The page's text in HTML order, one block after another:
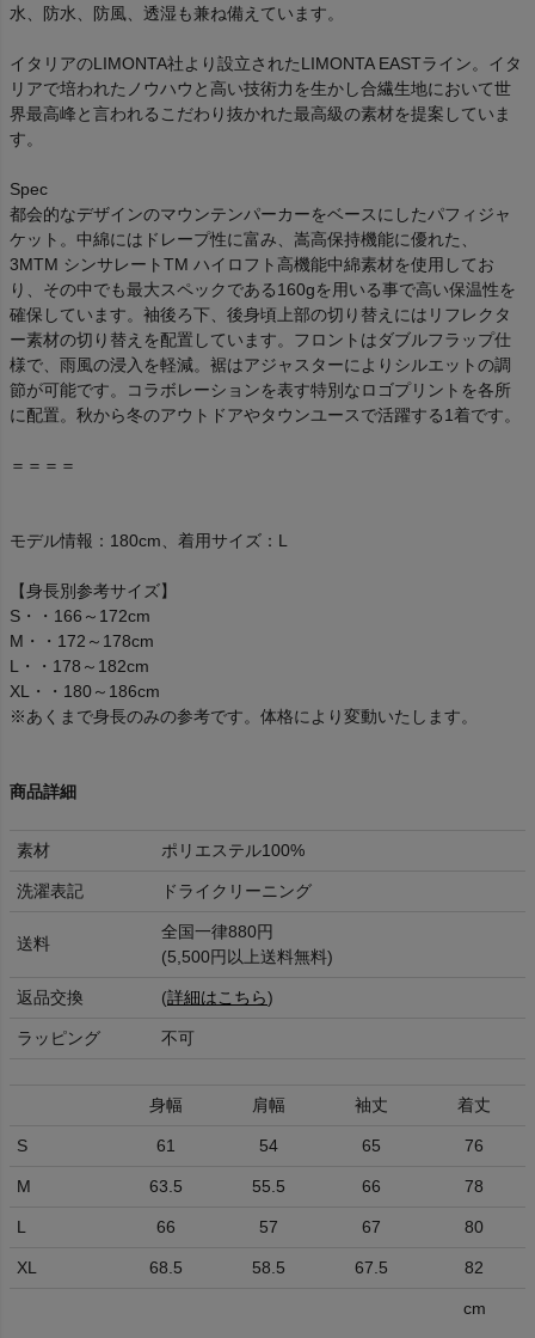
水、防水、防風、透湿も兼ね備えています。
イタリアのLIMONTA社より設立されたLIMONTA EASTライン。イタ
リアで培われたノウハウと高い技術力を生かし合繊生地において世
界最高峰と言われるこだわり抜かれた最高級の素材を提案していま
す。
Spec
都会的なデザインのマウンテンパーカーをベースにしたパフィジャ
ケット。中綿にはドレープ性に富み、嵩高保持機能に優れた、
3MTM シンサレートTM ハイロフト高機能中綿素材を使用してお
り、その中でも最大スペックである160gを用いる事で高い保温性を
確保しています。袖後ろ下、後身頃上部の切り替えにはリフレクタ
ー素材の切り替えを配置しています。フロントはダブルフラップ仕
様で、雨風の浸入を軽減。裾はアジャスターによりシルエットの調
節が可能です。コラボレーションを表す特別なロゴプリントを各所
に配置。秋から冬のアウトドアやタウンユースで活躍する1着です。
＝＝＝＝
モデル情報：180cm、着用サイズ：L
【身長別参考サイズ】
S・・166～172cm
M・・172～178cm
L・・178～182cm
XL・・180～186cm
※あくまで身長のみの参考です。体格により変動いたします。
商品詳細
素材 ポリエステル100%
洗濯表記 ドライクリーニング
送料
全国一律880円
(5,500円以上送料無料)
返品交換 (詳細はこちら)
ラッピング 不可
身幅 肩幅 袖丈 着丈
S 61 54 65 76
M 63.5 55.5 66 78
L 66 57 67 80
XL 68.5 58.5 67.5 82
cm